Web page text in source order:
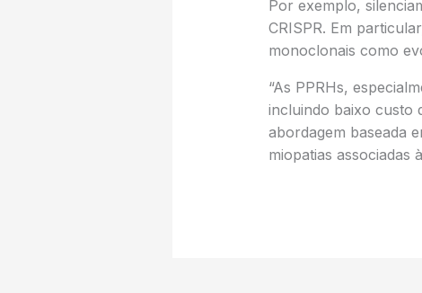
Por exemplo,
CRISPR. Em
monoclonais como
“As PPRHs,
incluindo baixo custo
abordagem baseada
miopatias associadas